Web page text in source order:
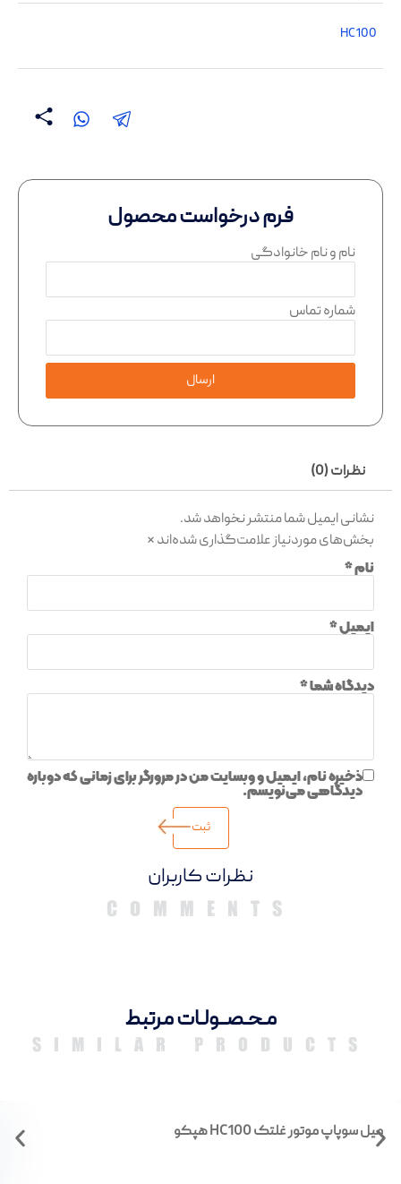
HC100
فرم درخواست محصول
نام و نام خانوادگی
شماره تماس
ارسال
نظرات (0)
دیدگاهها
نشانی ایمیل شما منتشر نخواهد شد.
بخش‌های موردنیاز علامت‌گذاری شده‌اند*
نام*
ایمیل*
دیدگاه شما*
ذخیره نام، ایمیل و وبسایت من در مرورگر برای زمانی که دوباره
دیدگاهی می‌نویسم.
مـحـصــولـات مرتبط
SIMILAR PRODUCTS
میل سوپاپ موتور غلتک HC100 هپکو